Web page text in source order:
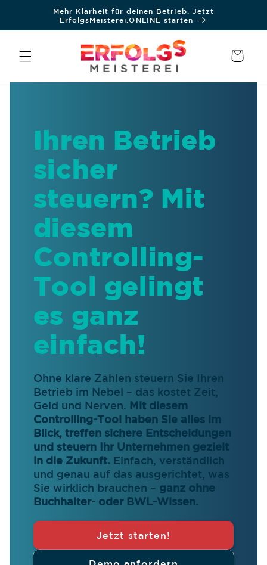
Mehr Klarheit für deinen Betrieb. Jetzt
ErfolgsMeisterei.ONLINE starten
Warenkorb
Ihren Betrieb
sicher
steuern? Mit
diesem
Controlling-
Tool gelingt
es ganz
einfach!
Ohne klare Zahlen steuern Sie Ihren
Betrieb im Nebel – das kostet Zeit,
Geld und Nerven. Mit diesem
Controlling-Tool haben Sie alles im
Blick, treffen sichere Entscheidungen
und steuern Ihr Unternehmen gezielt
in die Zukunft. Einfach, verständlich
und genau auf das ausgerichtet, was
Sie wirklich brauchen – ganz ohne
Buchhalter- oder BWL-Wissen.
Jetzt starten!